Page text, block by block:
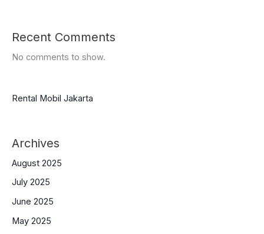
Recent Comments
No comments to show.
Rental Mobil Jakarta
Archives
August 2025
July 2025
June 2025
May 2025